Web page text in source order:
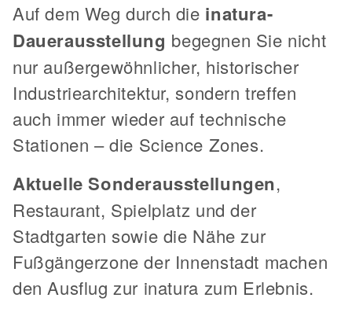
Auf dem Weg durch die inatura-
Dauerausstellung begegnen Sie nicht
nur außergewöhnlicher, historischer
Industriearchitektur, sondern treffen
auch immer wieder auf technische
Stationen – die Science Zones.
Aktuelle Sonderausstellungen,
Restaurant, Spielplatz und der
Stadtgarten sowie die Nähe zur
Fußgängerzone der Innenstadt machen
den Ausflug zur inatura zum Erlebnis.